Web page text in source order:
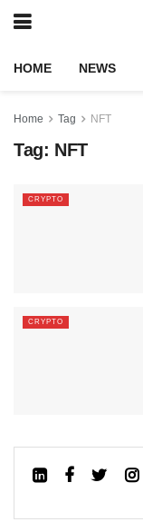
HOME NEWS
Home Tag NFT
Tag: NFT
CRYPTO
CRYPTO